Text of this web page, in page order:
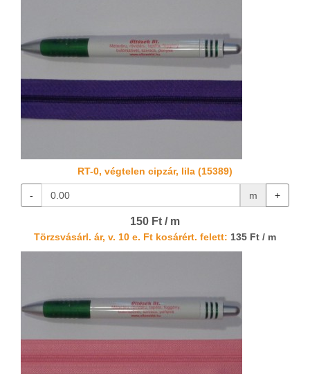
RT-0, végtelen cipzár, lila (15389)
- m +
150 Ft / m
Törzsvásárl. ár, v. 10 e. Ft kosárért. felett: 135 Ft / m